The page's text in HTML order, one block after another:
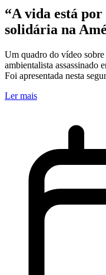
“A vida está
solidária na
Um quadro do vídeo
ambientalista assassinado
Foi apresentada nesta
Ler mais